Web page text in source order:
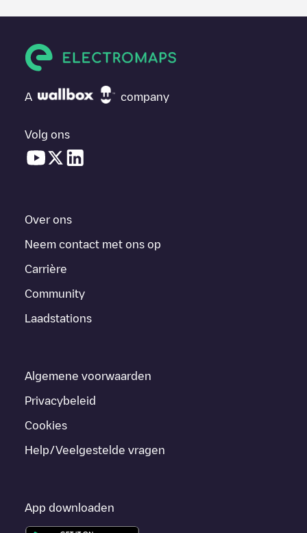
A company
Volg ons
Over ons
Neem contact met ons op
Carrière
Community
Laadstations
Algemene voorwaarden
Privacybeleid
Cookies
Help/Veelgestelde vragen
App downloaden